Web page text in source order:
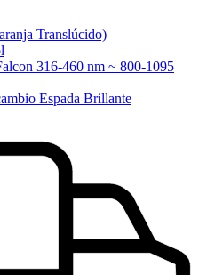
Translúcido)
316-460 nm ~ 800-1095
Espada Brillante